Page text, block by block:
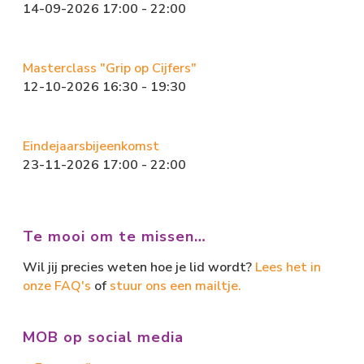
14-09-2026 17:00 - 22:00
Masterclass "Grip op Cijfers"
12-10-2026 16:30 - 19:30
Eindejaarsbijeenkomst
23-11-2026 17:00 - 22:00
Te mooi om te missen…
Wil jij precies weten hoe je lid wordt? Lees het in
onze FAQ's of stuur ons een mailtje.
MOB op social media